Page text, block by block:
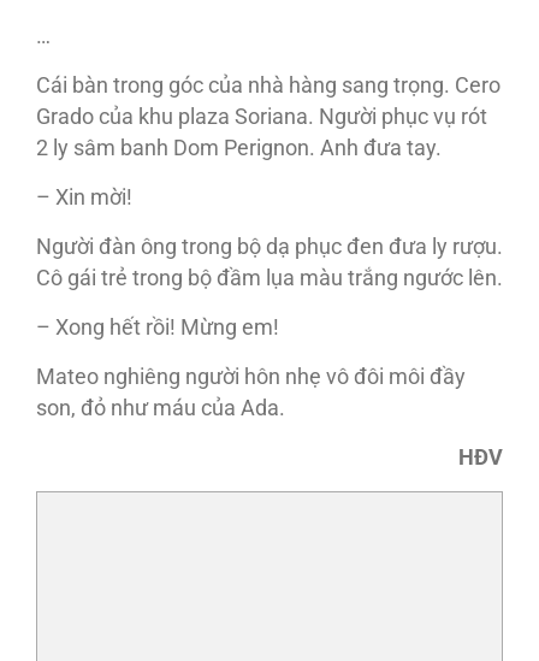
…
Cái bàn trong góc của nhà hàng sang trọng. Cero
Grado của khu plaza Soriana. Người phục vụ rót
2 ly sâm banh Dom Perignon. Anh đưa tay.
– Xin mời!
Người đàn ông trong bộ dạ phục đen đưa ly rượu.
Cô gái trẻ trong bộ đầm lụa màu trắng ngước lên.
– Xong hết rồi! Mừng em!
Mateo nghiêng người hôn nhẹ vô đôi môi đầy
son, đỏ như máu của Ada.
HĐV